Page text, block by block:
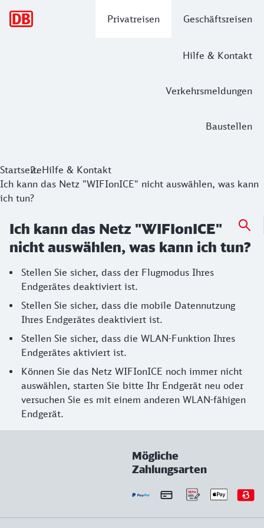
Privatreisen Geschäftsreisen
Hilfe & Kontakt
Verkehrsmeldungen
Baustellen
StartseiteHilfe & Kontakt
Ich kann das Netz "WIFIonICE" nicht auswählen, was kann
ich tun?
Ich kann das Netz "WIFIonICE"
nicht auswählen, was kann ich tun?
Stellen Sie sicher, dass der Flugmodus Ihres
Endgerätes deaktiviert ist.
Stellen Sie sicher, dass die mobile Datennutzung
Ihres Endgerätes deaktiviert ist.
Stellen Sie sicher, dass die WLAN-Funktion Ihres
Endgerätes aktiviert ist.
Können Sie das Netz WIFIonICE noch immer nicht
auswählen, starten Sie bitte Ihr Endgerät neu oder
versuchen Sie es mit einem anderen WLAN-fähigen
Endgerät.
Mögliche
Zahlungsarten